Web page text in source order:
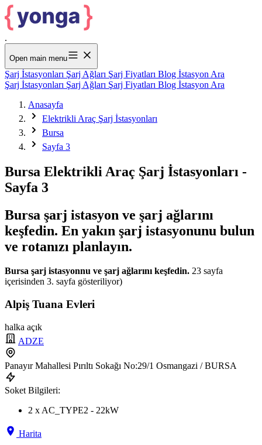
.
Open main menu
Şarj İstasyonları Şarj Ağları Şarj Fiyatları Blog İstasyon Ara
Şarj İstasyonları Şarj Ağları Şarj Fiyatları Blog İstasyon Ara
Anasayfa
Elektrikli Araç Şarj İstasyonları
Bursa
Sayfa 3
Bursa Elektrikli Araç Şarj İstasyonları -
Sayfa 3
Bursa şarj istasyon ve şarj ağlarını
keşfedin. En yakın şarj istasyonunu bulun
ve rotanızı planlayın.
Bursa şarj istasyonnu ve şarj ağlarını keşfedin. 23 sayfa
içerisinden 3. sayfa gösteriliyor)
Alpiş Tuana Evleri
halka açık
ADZE
Panayır Mahallesi Pırıltı Sokağı No:29/1 Osmangazi / BURSA
Soket Bilgileri:
2 x AC_TYPE2 - 22kW
Harita